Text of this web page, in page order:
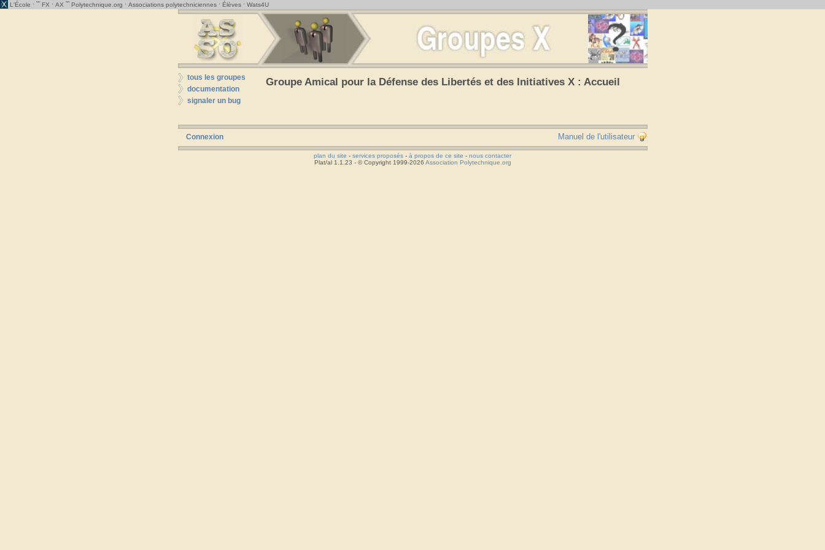
L'École · ˜˜ FX · AX ˜˜ Polytechnique.org · Associations polytechniciennes · Élèves · Wats4U
tous les groupes
documentation
signaler un bug
Groupe Amical pour la Défense des Libertés et des Initiatives X : Accueil
Connexion Manuel de l'utilisateur
plan du site - services proposés - à propos de ce site - nous contacter
Plat/al 1.1.23 - © Copyright 1999-2026 Association Polytechnique.org